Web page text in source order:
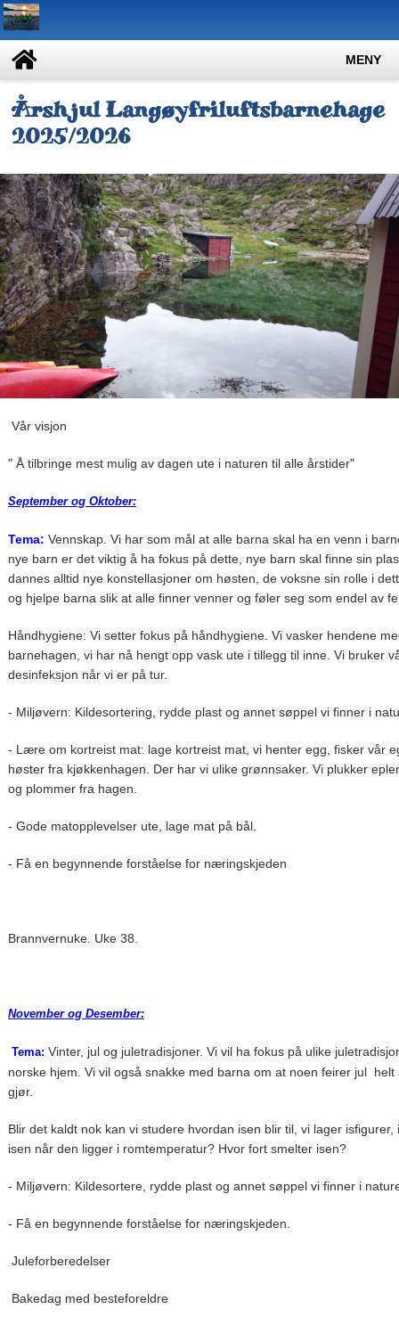
MENY
Årshjul Langøyfriluftsbarnehage
2025/2026
Vår visjon
" Å tilbringe mest mulig av dagen ute i naturen til alle årstider"
September og Oktober:
Tema: Vennskap. Vi har som mål at alle barna skal ha en venn i
nye barn er det viktig å ha fokus på dette, nye barn skal finne sin
dannes alltid nye konstellasjoner om høsten, de voksne sin rolle i
og hjelpe barna slik at alle finner venner og føler seg som endel av
Håndhygiene: Vi setter fokus på håndhygiene. Vi vasker hendene
barnehagen, vi har nå hengt opp vask ute i tillegg til inne. Vi bruker
desinfeksjon når vi er på tur.
- Miljøvern: Kildesortering, rydde plast og annet søppel vi finner i
- Lære om kortreist mat: lage kortreist mat, vi henter egg, fisker vår
høster fra kjøkkenhagen. Der har vi ulike grønnsaker. Vi plukker
og plommer fra hagen.
- Gode matopplevelser ute, lage mat på bål.
- Få en begynnende forståelse for næringskjeden
Brannvernuke. Uke 38.
November og Desember:
Tema: Vinter, jul og juletradisjoner. Vi vil ha fokus på ulike
norske hjem. Vi vil også snakke med barna om at noen feirer jul
gjør.
Blir det kaldt nok kan vi studere hvordan isen blir til, vi lager isfigurer,
isen når den ligger i romtemperatur? Hvor fort smelter isen?
- Miljøvern: Kildesortere, rydde plast og annet søppel vi finner i
- Få en begynnende forståelse for næringskjeden.
Juleforberedelser
Bakedag med besteforeldre